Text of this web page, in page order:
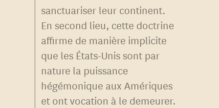
sanctuariser leur continent.
En second lieu, cette doctrine
affirme de manière implicite
que les États-Unis sont par
nature la puissance
hégémonique aux Amériques
et ont vocation à le demeurer.